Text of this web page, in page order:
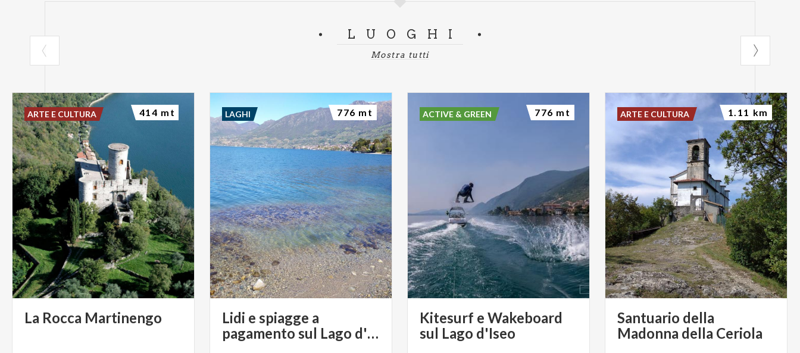
LUOGHI
Mostra tutti
La Rocca Martinengo
ARTE E CULTURA 414 mt
Lidi e spiagge a
pagamento sul Lago d'Iseo
LAGHI 776 mt
Kitesurf e Wakeboard
sul Lago d'Iseo
ACTIVE & GREEN 776 mt
Santuario della
Madonna della Ceriola
ARTE E CULTURA 1.11 km